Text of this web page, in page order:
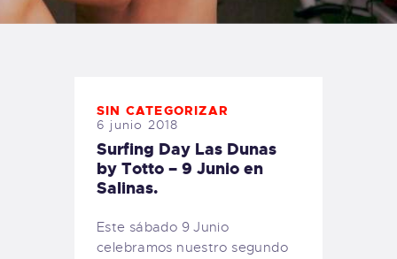
TIENDA FAMILY SURFERS
SIN CATEGORIZAR
6 junio 2018
Surfing Day Las Dunas
by Totto – 9 Junio en
Salinas.
Este sábado 9 Junio
celebramos nuestro segundo